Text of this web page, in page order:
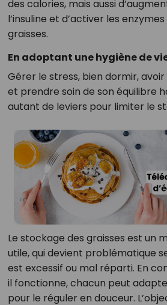
des calories, mais aussi
l’insuline et d’activer les
graisses.
En adoptant une hygiène de
Gérer le stress, bien dormir,
et prendre soin de son équilibre
autant de leviers pour limiter le
Le stockage des graisses est un
utile, qui devient problématique
est excessif ou mal réparti. En
il fonctionne, chacun peut
pour le réguler en douceur.